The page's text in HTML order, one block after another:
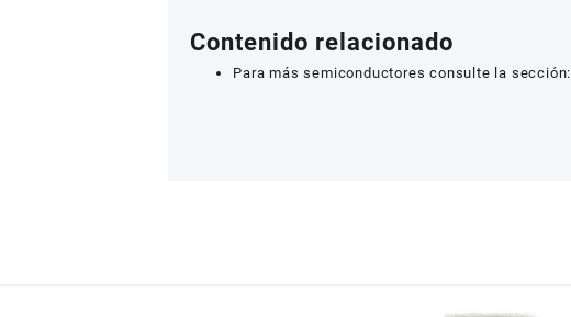
Contenido relacionado
Para más semiconductores consulte la sección: